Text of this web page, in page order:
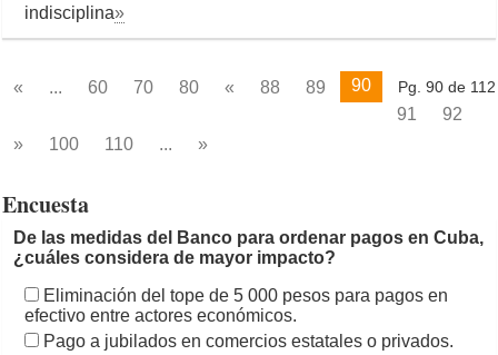
indisciplina»
Pg. 90 de 112
« ... 60 70 80 « 88 89
90
91
92
»
100 110 ... »
Encuesta
De las medidas del Banco para ordenar pagos en Cuba,
¿cuáles considera de mayor impacto?
Eliminación del tope de 5 000 pesos para pagos en
efectivo entre actores económicos.
Pago a jubilados en comercios estatales o privados.